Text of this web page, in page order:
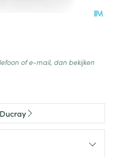
of e-mail, dan bekijken